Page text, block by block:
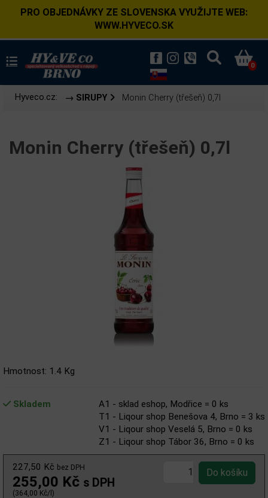
PRO OBJEDNÁVKY ZE SLOVENSKA VYUŽIJTE WEB:
WWW.HYVECO.SK
0
Hyveco.cz: → SIRUPY Monin Cherry (třešeň) 0,7l
Monin Cherry (třešeň) 0,7l
Hmotnost: 1.4 Kg
Skladem
A1 - sklad eshop, Modřice = 0 ks
T1 - Liqour shop Benešova 4, Brno = 3 ks
V1 - Liqour shop Veselá 5, Brno = 0 ks
Z1 - Liqour shop Tábor 36, Brno = 0 ks
227,50 Kč bez DPH
255,00 Kč s DPH
(364,00 Kč/l)